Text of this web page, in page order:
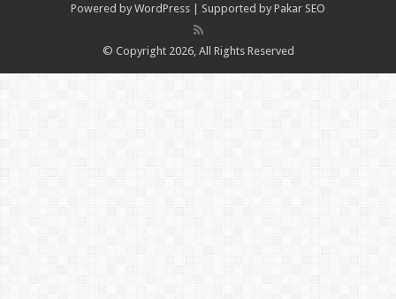
Powered by WordPress | Supported by Pakar SEO
© Copyright 2026, All Rights Reserved